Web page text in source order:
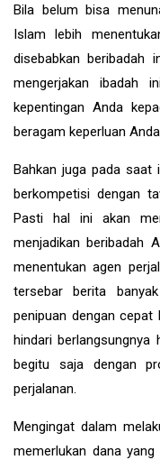
Bila belum bisa
Islam lebih
disebabkan beribadah
mengerjakan ibadah
kepentingan Anda
beragam keperluan
Bahkan juga pada saat
berkompetisi dengan
Pasti hal ini akan
menjadikan beribadah
menentukan agen
tersebar berita
penipuan dengan cepat
hindari
begitu saja dengan
perjalanan.
Mengingat dalam
memerlukan dana